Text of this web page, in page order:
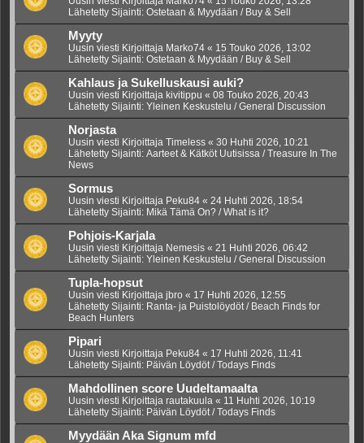
Lähetetty Sijainti: Ostetaan & Myydään / Buy & Sell
Myyty
Uusin viesti Kirjoittaja Marko74 « 15 Touko 2026, 13:02
Lähetetty Sijainti: Ostetaan & Myydään / Buy & Sell
Kahlaus ja Sukelluskausi auki?
Uusin viesti Kirjoittaja kivitippu « 08 Touko 2026, 20:43
Lähetetty Sijainti: Yleinen Keskustelu / General Discussion
Norjasta
Uusin viesti Kirjoittaja Timeless « 30 Huhti 2026, 10:21
Lähetetty Sijainti: Aarteet & Kätköt Uutisissa / Treasure In The
News
Sormus
Uusin viesti Kirjoittaja Peku84 « 24 Huhti 2026, 18:54
Lähetetty Sijainti: Mikä Tämä On? / What is it?
Pohjois-Karjala
Uusin viesti Kirjoittaja Nemesis « 21 Huhti 2026, 06:42
Lähetetty Sijainti: Yleinen Keskustelu / General Discussion
Tupla-hopsut
Uusin viesti Kirjoittaja jbro « 17 Huhti 2026, 12:55
Lähetetty Sijainti: Ranta- ja Puistolöydöt / Beach Finds for
Beach Hunters
Pipari
Uusin viesti Kirjoittaja Peku84 « 17 Huhti 2026, 11:41
Lähetetty Sijainti: Päivän Löydöt / Todays Finds
Mahdollinen score Uudeltamaalta
Uusin viesti Kirjoittaja rautakuula « 11 Huhti 2026, 10:19
Lähetetty Sijainti: Päivän Löydöt / Todays Finds
Myydään Aka Signum mfd